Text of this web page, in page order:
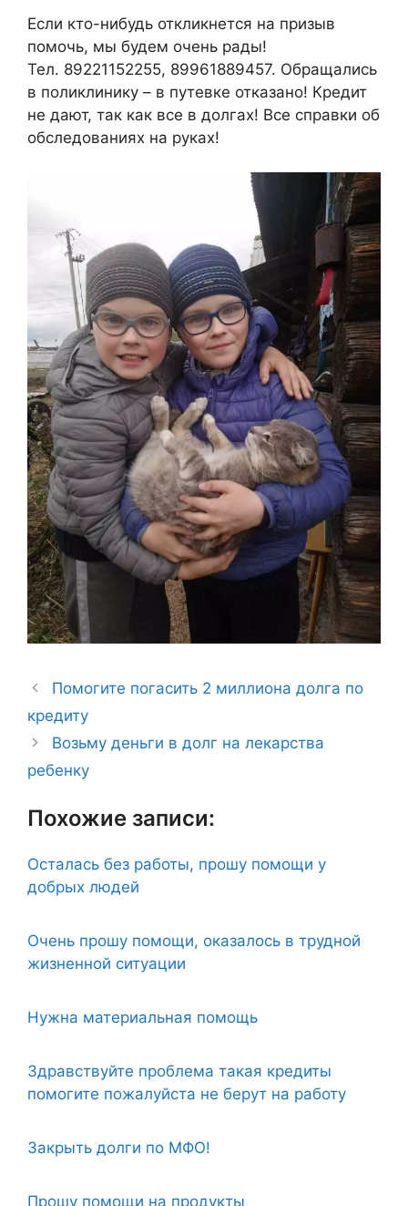
Если кто-нибудь откликнется на призыв
помочь, мы будем очень рады!
Тел. 89221152255, 89961889457. Обращались
в поликлинику – в путевке отказано! Кредит
не дают, так как все в долгах! Все справки об
обследованиях на руках!
Помогите погасить 2 миллиона долга по
кредиту
Возьму деньги в долг на лекарства
ребенку
Похожие записи:
Осталась без работы, прошу помощи у
добрых людей
Очень прошу помощи, оказалось в трудной
жизненной ситуации
Нужна материальная помощь
Здравствуйте проблема такая кредиты
помогите пожалуйста не берут на работу
Закрыть долги по МФО!
Прошу помощи на продукты